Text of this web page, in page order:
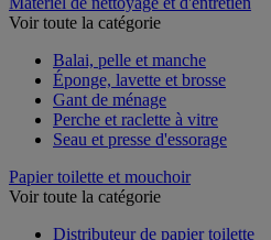
Matériel de nettoyage et d'entretien
Balai, pelle et manche
Éponge, lavette et brosse
Gant de ménage
Perche et raclette à vitre
Papier toilette et mouchoir